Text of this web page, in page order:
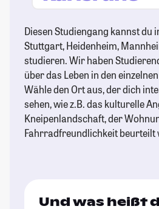
Diesen Studiengang kannst du
Stuttgart, Heidenheim,
studieren. Wir haben
über das Leben in den
Wähle den Ort aus, der dich
sehen, wie z.B. das kulturelle
Kneipenlandschaft, der
Fahrradfreundlichkeit beurteilt
Und was heißt